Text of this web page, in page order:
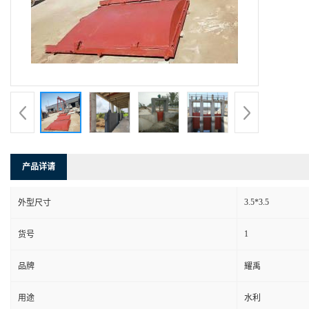
产品详请
外型尺寸 3.5*3.5
货号 1
品牌 耀禹
用途 水利